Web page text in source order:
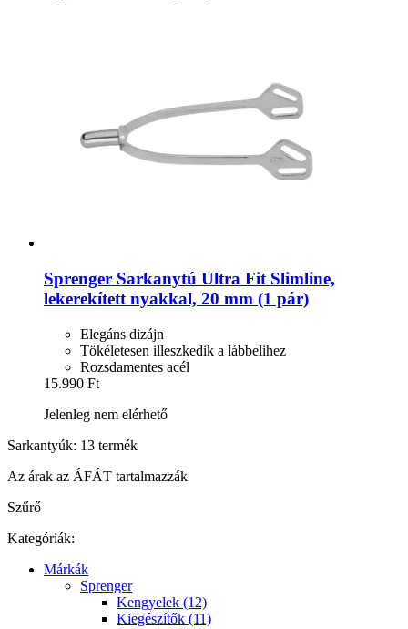
Sprenger Sarkanytú Ultra Fit Slimline,
lekerekített nyakkal, 20 mm (1 pár)
Elegáns dizájn
Tökéletesen illeszkedik a lábbelihez
Rozsdamentes acél
15.990 Ft
Jelenleg nem elérhető
Sarkantyúk: 13 termék
Az árak az ÁFÁT tartalmazzák
Szűrő
Kategóriák:
Márkák
Sprenger
Kengyelek (12)
Kiegészítők (11)